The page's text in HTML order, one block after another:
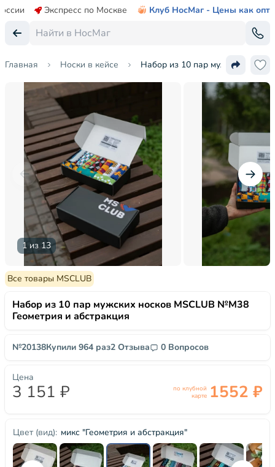
Экспресс по Москве Клуб НосМаг - Цены как опт
Главная Носки в кейсе Набор из 10 пар мужских
1 из 13
Все товары MSCLUB
Набор из 10 пар мужских носков MSCLUB №М38
Геометрия и абстракция
№20138Купили 964 раз2 Отзыва 0 Вопросов
Цвет (вид): микс "Геометрия и абстракция"
Цена
3 151 ₽
по клубной
карте 1552 ₽